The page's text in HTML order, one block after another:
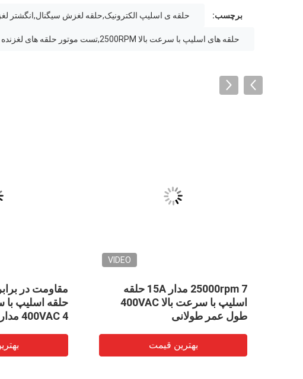
برچسب: حلقه ی اسلیپ الکترونیک,حلقه لغزش سیگنال,انگشتر
حلقه های اسلیپ با سرعت بالا 2500RPM,تست موتور حلقه های لغزنده با سرعت بالا,2500RPM از طریق حلقه های سوراخ
حلقه اسلیپ با
400VAC 4 مدار 5A
VIDEO
25000rpm 7 مدار 15A حلقه
اسلیپ با سرعت بالا 400VAC
طول عمر طولانی
بهترین قیمت